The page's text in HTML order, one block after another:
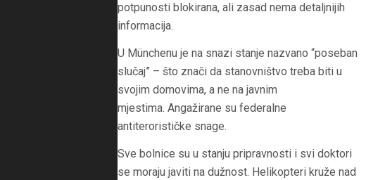
potpunosti blokirana, ali zasad nema detaljnijih
informacija.
U Münchenu je na snazi stanje nazvano “poseban
slučaj” – što znači da stanovništvo treba biti u
svojim domovima, a ne na javnim
mjestima. Angažirane su federalne
antiterorističke snage.
Sve bolnice su u stanju pripravnosti i svi doktori
se moraju javiti na dužnost. Helikopteri kruže nad